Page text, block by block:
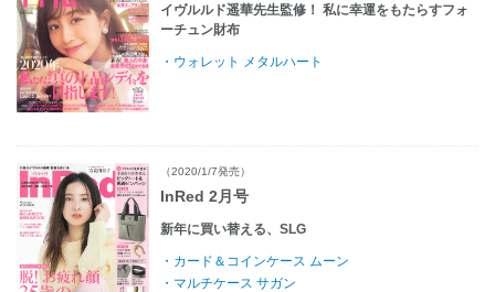
イヴルルド遥華先生監修！ 私に幸運をもたらすフォ
ーチュン財布
・ウォレット メタルハート
（2020/1/7発売）
InRed 2月号
新年に買い替える、SLG
・カード＆コインケース ムーン
・マルチケース サガン